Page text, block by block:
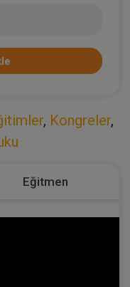
, Kongreler,
Eğitmen